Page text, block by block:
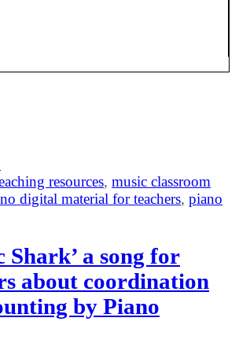
resources, music classroom
digital material for teachers, piano
Shark’ a song for
about coordination
by Piano